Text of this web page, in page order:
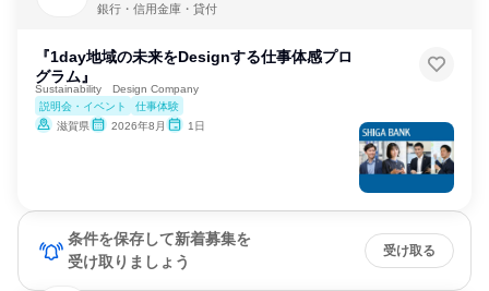
銀行・信用金庫・貸付
『1day地域の未来をDesignする仕事体感プロ
グラム』
Sustainability Design Company
説明会・イベント
仕事体験
滋賀県
2026年8月 1日
条件を保存して新着募集を
受け取りましょう
受け取る